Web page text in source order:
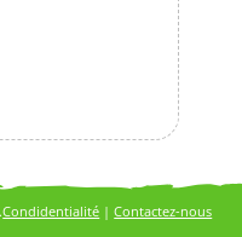
Condidentialité |Contactez-nous